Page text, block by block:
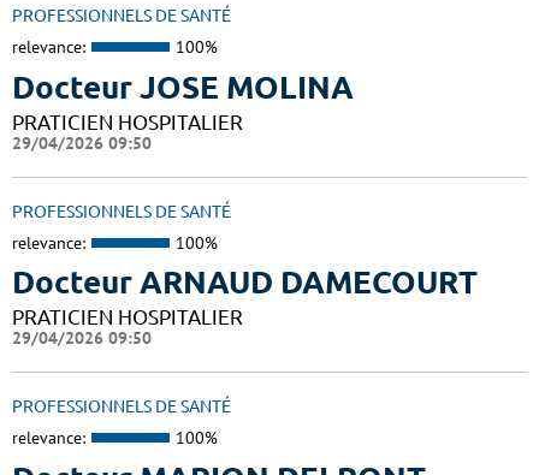
PROFESSIONNELS DE SANTÉ
relevance: 100%
Docteur JOSE MOLINA
PRATICIEN HOSPITALIER
29/04/2026 09:50
PROFESSIONNELS DE SANTÉ
relevance: 100%
Docteur ARNAUD DAMECOURT
PRATICIEN HOSPITALIER
29/04/2026 09:50
PROFESSIONNELS DE SANTÉ
relevance: 100%